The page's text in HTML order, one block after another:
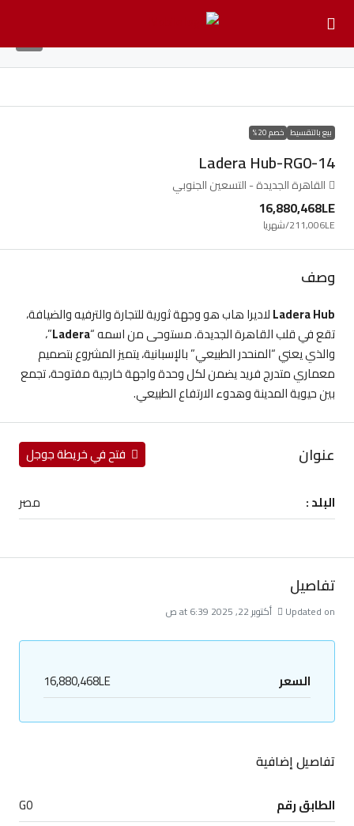
بيع بالتقسيط خصم 20%
Ladera Hub-RG0-14
القاهرة الجديدة - التسعين الجنوبي
16,880,468LE
211,006LE/شهريا
وصف
Ladera Hubلاديرا هاب هو وجهة ثورية للتجارة والترفيه والضيافة،
تقع في قلب القاهرة الجديدة. مستوحى من اسمه “Ladera”،
والذي يعني “المنحدر الطبيعي” بالإسبانية، يتميز المشروع بتصميم
معماري متدرج فريد يضمن لكل وحدة واجهة خارجية مفتوحة، تجمع
بين حيوية المدينة وهدوء الارتفاع الطبيعي.
عنوان فتح في خريطة جوجل
البلد : مصر
تفاصيل
Updated on أكتوبر 22, 2025 at 6:39 ص
السعر 16,880,468LE
تفاصيل إضافية
الطابق رقم
G0